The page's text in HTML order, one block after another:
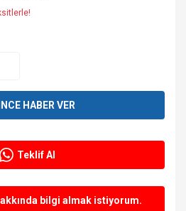
HABER VER
Teklif Al
bilgi almak istiyorum.